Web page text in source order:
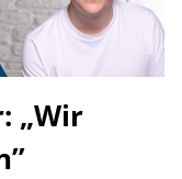
„Wir